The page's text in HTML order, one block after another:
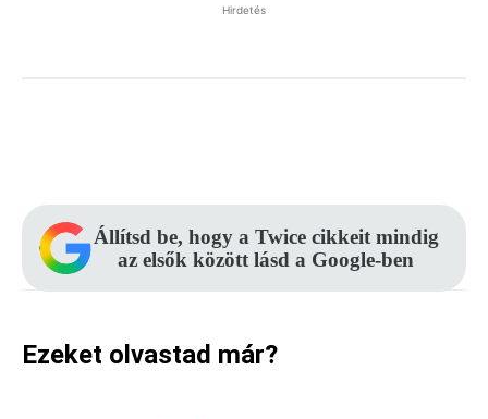
Hirdetés
Állítsd be, hogy a Twice cikkeit mindig
az elsők között lásd a Google-ben
Ezeket olvastad már?